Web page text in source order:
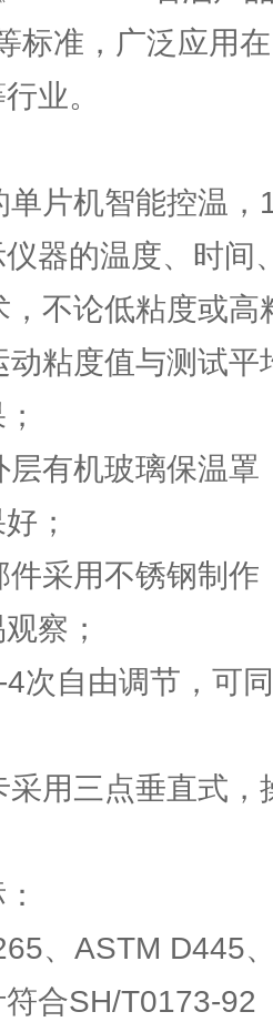
标准，广泛应用
业。
单片机智能控温，
器的温度、时间
，不论低粘度或高
动粘度值与测试平
有机玻璃保温罩
；
件采用不锈钢制作
察；
次自由调节，可
采用三点垂直式，
、ASTM D445
合SH/T0173-92